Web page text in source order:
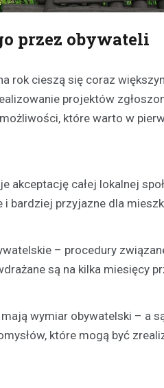
przez obywateli
rok cieszą się coraz
projektów
które warto w
akceptację całej lokalnej
bardziej przyjazne dla
– procedury
są na kilka miesięcy
wymiar obywatelski – a
które mogą być
W